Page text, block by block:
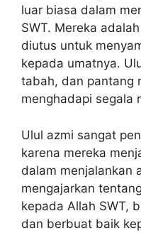
luar biasa dalam
SWT. Mereka
diutus untuk
kepada umatnya.
tabah, dan pantang
menghadapi segala
Ulul azmi sangat
karena mereka
dalam menjalankan
mengajarkan
kepada Allah SWT,
dan berbuat baik